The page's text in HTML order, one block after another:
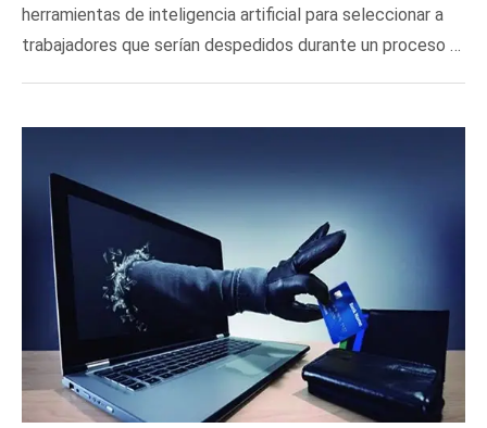
herramientas de inteligencia artificial para seleccionar a
trabajadores que serían despedidos durante un proceso …